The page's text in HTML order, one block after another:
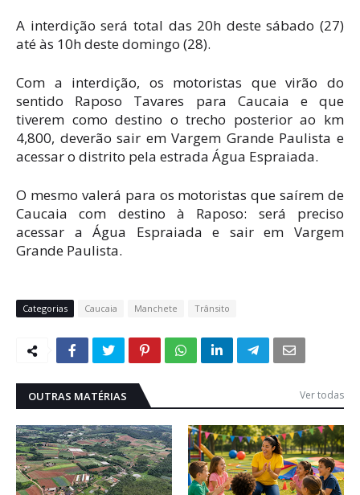
A interdição será total das 20h deste sábado (27)
até às 10h deste domingo (28).
Com a interdição, os motoristas que virão do
sentido Raposo Tavares para Caucaia e que
tiverem como destino o trecho posterior ao km
4,800, deverão sair em Vargem Grande Paulista e
acessar o distrito pela estrada Água Espraiada.
O mesmo valerá para os motoristas que saírem de
Caucaia com destino à Raposo: será preciso
acessar a Água Espraiada e sair em Vargem
Grande Paulista.
Categorias Caucaia Manchete Trânsito
OUTRAS MATÉRIAS Ver todas